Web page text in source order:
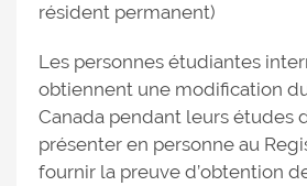
résident permanent)
Les personnes étudiantes
obtiennent une modification
Canada pendant leurs études
présenter en personne au
fournir la preuve d’obtention